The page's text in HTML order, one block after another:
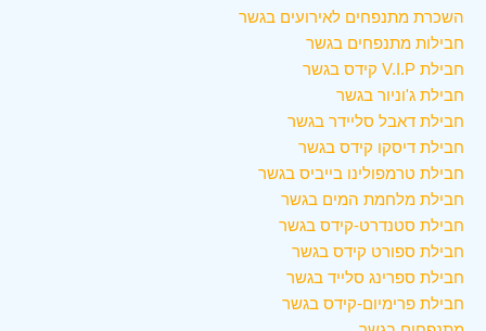
השכרת מתנפחים לאירועים בגשר
חבילות מתנפחים בגשר
חבילת V.I.P קידס בגשר
חבילת ג'וניור בגשר
חבילת דאבל סליידר בגשר
חבילת דיסקו קידס בגשר
חבילת טרמפולינו בייביס בגשר
חבילת מלחמת המים בגשר
חבילת סטנדרט-קידס בגשר
חבילת ספורט קידס בגשר
חבילת ספרינג סלייד בגשר
חבילת פרימיום-קידס בגשר